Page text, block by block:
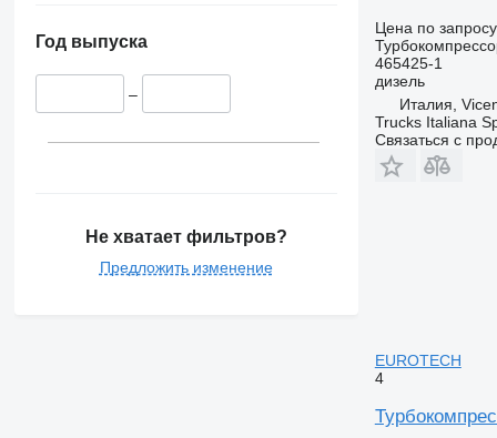
Год выпуска
–
Не хватает фильтров?
Предложить изменение
Цена по запросу
465425-1
дизель
Италия,
Trucks Italiana
Связаться с
EUROTECH
4